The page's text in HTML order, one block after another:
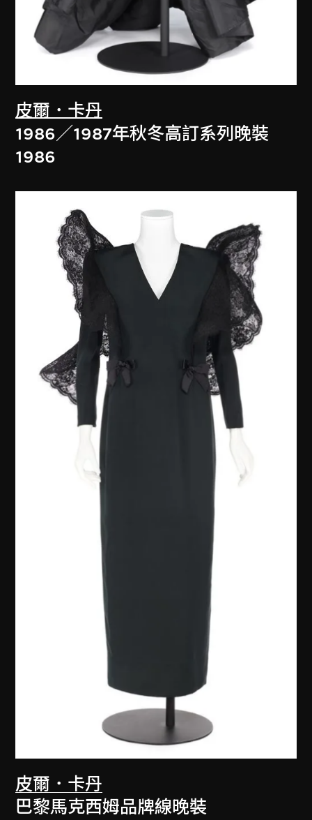
皮爾．卡丹
1986／1987年秋冬高訂系列晚裝
1986
皮爾．卡丹
巴黎馬克西姆品牌線晚裝